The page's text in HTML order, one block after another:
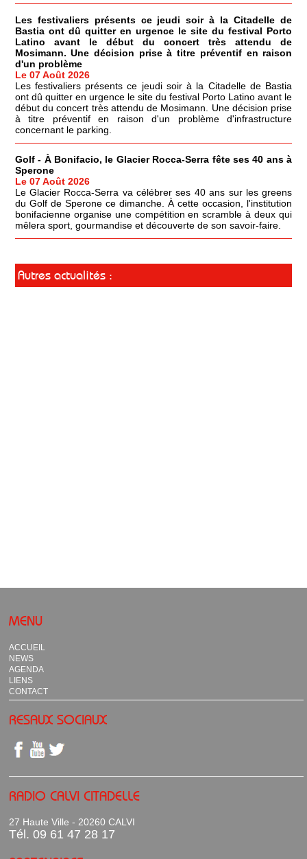
Les festivaliers présents ce jeudi soir à la Citadelle de
Bastia ont dû quitter en urgence le site du festival Porto
Latino avant le début du concert très attendu de
Mosimann. Une décision prise à titre préventif en raison
d'un problème
Le 07 Août 2026
Les festivaliers présents ce jeudi soir à la Citadelle de Bastia
ont dû quitter en urgence le site du festival Porto Latino avant le
début du concert très attendu de Mosimann. Une décision prise
à titre préventif en raison d'un problème d'infrastructure
concernant le parking.
Golf - À Bonifacio, le Glacier Rocca-Serra fête ses 40 ans à
Sperone
Le 07 Août 2026
Le Glacier Rocca-Serra va célébrer ses 40 ans sur les greens
du Golf de Sperone ce dimanche. À cette occasion, l'institution
bonifacienne organise une compétition en scramble à deux qui
mêlera sport, gourmandise et découverte de son savoir-faire.
Autres actualités :
MENU
ACCUEIL
NEWS
AGENDA
LIENS
CONTACT
RESAUX SOCIAUX
RADIO CALVI CITADELLE
27 Haute Ville - 20260 CALVI
Tél. 09 61 47 28 17